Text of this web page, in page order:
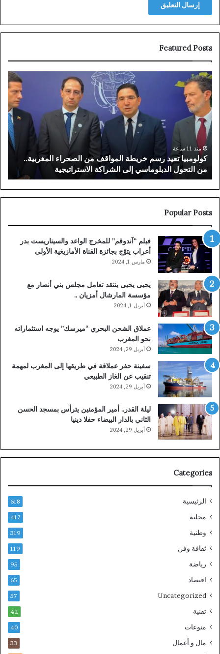
Featured Posts
كولومبيا
تعيد
رسم
خريطة
المواقف
من
الصحراء
المغربية..
من
التحول
الدبلوماسي
إلى
الشراكة
الاستراتيجية
منذ 11 ساعة
كولومبيا تعيد رسم خريطة المواقف من الصحراء المغربية..
من التحول الدبلوماسي إلى الشراكة الاستراتيجية
Popular Posts
فيلم “آندوقم” للمخرج الواعد والسيناريست بدر
أعراب يتوّج بجائزة القناة الأمازيغية الأولى
مارس 1, 2024
يحيى يحيى ينتقد تعامل مجلس بني أنصار مع
مؤسسة المارشال أمزيان ..
أبريل 1, 2024
عملاق الشحن البحري “ميرسك” يوجه استثماراته
نحو المغرب
أبريل 29, 2024
سفينة حفر عملاقة في طريقها إلى المغرب لمهمة
تنقيب عن الغاز الطبيعي
أبريل 29, 2024
ليلة القدر.. أمير المؤمنين يترأس بمسجد الحسن
الثاني بالدار البيضاء حفلا دينيا
أبريل 29, 2024
Categories
الرئيسية 618
محلية 417
وطنية 319
ثقافة وفن 119
رياضة 95
اقتصاد 65
Uncategorized
57
تقنية 42
منوعات 40
مال و أعمال 33